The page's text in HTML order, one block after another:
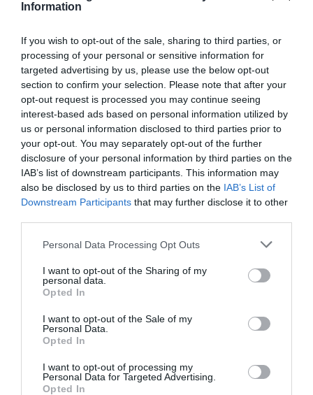
Information
If you wish to opt-out of the sale, sharing to third parties, or
processing of your personal or sensitive information for
targeted advertising by us, please use the below opt-out
section to confirm your selection. Please note that after your
opt-out request is processed you may continue seeing
interest-based ads based on personal information utilized by
us or personal information disclosed to third parties prior to
your opt-out. You may separately opt-out of the further
disclosure of your personal information by third parties on the
IAB’s list of downstream participants. This information may
also be disclosed by us to third parties on the IAB’s List of
Downstream Participants that may further disclose it to other
Personal Data Processing Opt Outs
I want to opt-out of the Sharing of my
personal data.
Opted In
I want to opt-out of the Sale of my
Personal Data.
Opted In
I want to opt-out of processing my
Personal Data for Targeted Advertising.
Opted In
Ακολουθήστε το Culturenow.gr
Σχετικά Άρθρα
τις υποψηφιότητες
για το Βραβείο
Booker 2026
2026 στο Ναύπλιο